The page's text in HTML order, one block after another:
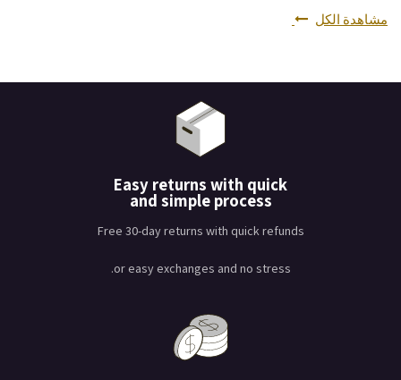
مشاهدة الكل
Easy returns with quick
and simple process
Free 30-day returns with quick refunds
or easy exchanges and no stress.